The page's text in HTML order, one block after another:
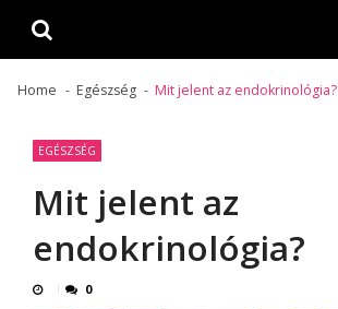
Home Egészség Mit jelent az endokrinológia?
EGÉSZSÉG
Mit jelent az
endokrinológia?
0